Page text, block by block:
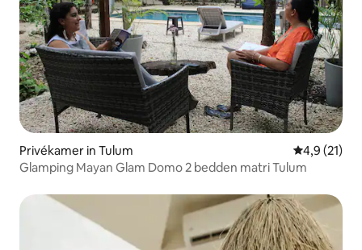
Privékamer in Tulum
4,9 (21)
Glamping Mayan Glam Domo 2 bedden matri Tulum